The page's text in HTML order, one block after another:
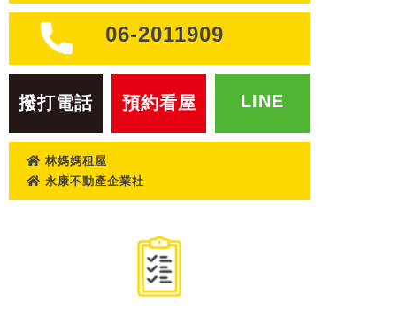
06-2011909
撥打電話 預約看屋 LINE
林媽媽租屋
永康不動產企業社